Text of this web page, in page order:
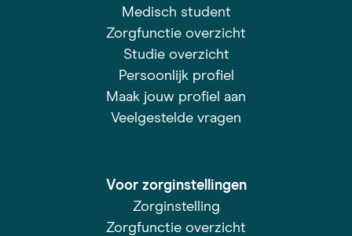
Medisch student
Zorgfunctie overzicht
Studie overzicht
Persoonlijk profiel
Maak jouw profiel aan
Veelgestelde vragen
Voor zorginstellingen
Zorginstelling
Zorgfunctie overzicht